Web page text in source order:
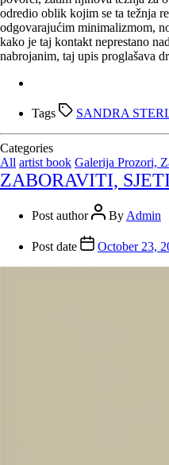
odredio oblik kojim se ta težnja
odgovarajućim minimalizmom,
kako je taj kontakt neprestano
nabrojanim, taj upis proglašava
Tags SANDRA
Categories
All artist book Galerija Prozori,
ZABORAVITI,
Post author By Admin
Post date October 23,